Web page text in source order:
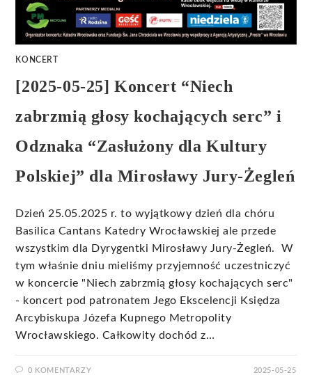
KONCERT
[2025-05-25] Koncert “Niech
zabrzmią głosy kochających serc” i
Odznaka “Zasłużony dla Kultury
Polskiej” dla Mirosławy Jury-Żegleń
Dzień 25.05.2025 r. to wyjątkowy dzień dla chóru
Basilica Cantans Katedry Wrocławskiej ale przede
wszystkim dla Dyrygentki Mirosławy Jury-Żegleń. W
tym właśnie dniu mieliśmy przyjemność uczestniczyć
w koncercie "Niech zabrzmią głosy kochających serc"
- koncert pod patronatem Jego Ekscelencji Księdza
Arcybiskupa Józefa Kupnego Metropolity
Wrocławskiego. Całkowity dochód z…
0 KOMENTARZY 2025-05-25